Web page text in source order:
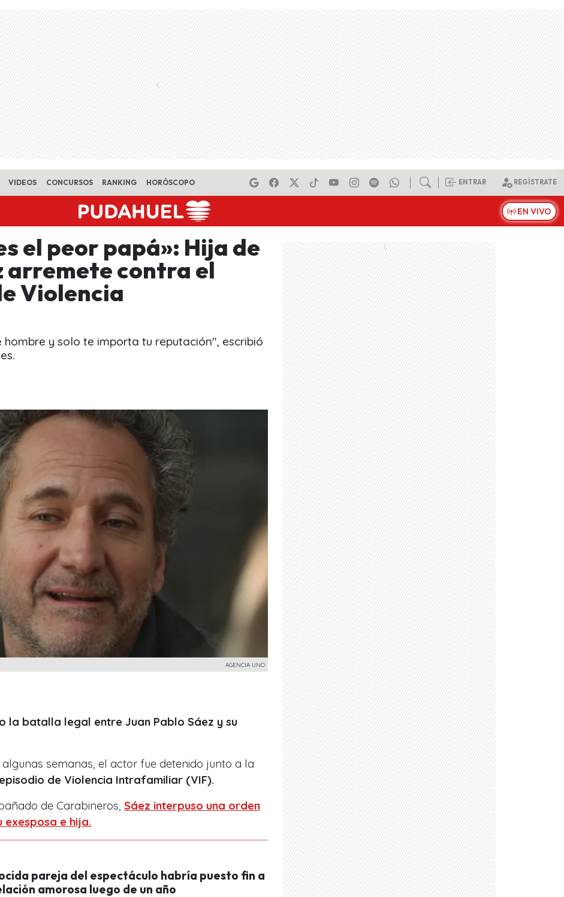
VIDEOS CONCURSOS RANKING HORÓSCOPO ENTRAR REGÍSTRATE
EN VIVO
el peor papá»: Hija de
arremete contra el
Violencia
y solo te importa tu reputación", escribió
AGENCIA UNO
la batalla legal entre Juan Pablo Sáez y su
semanas, el actor fue detenido junto a la
episodio de Violencia Intrafamiliar (VIF).
de Carabineros, Sáez interpuso una orden
e hija.
pareja del espectáculo habría puesto fin a
amorosa luego de un año